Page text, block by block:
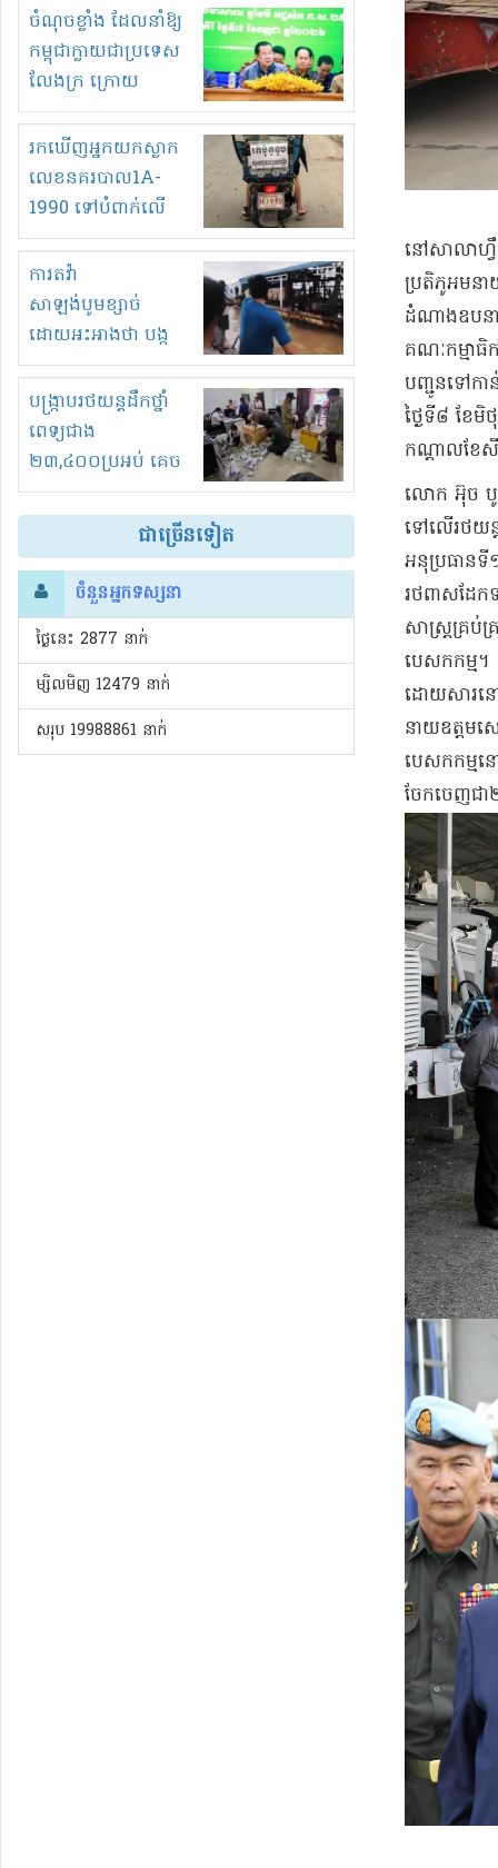
ចំណុចខ្លាំង ដែលនាំឱ្យ
កម្ពុជាក្លាយជាប្រទេស
លែងក្រ ក្រោយ
ឆ្នាំ២០៣០
រកឃើញអ្នកយកស្លាក
លេខនគរបាល1A-
1990 ទៅបំពាក់លើ
ម៉ូតូរបស់ខ្លួន ដាកផ្លាក
រត់ឌុបហើយ
ការតវ៉ា
សាឡង់បូមខ្សាច់
ដោយអះអាងថា បង្ក
បាក់ច្រាំងទន្លេ និង
រំខានទាំងយប់ទាំងថ្ងៃ
បង្ក្រាបរថយន្តដឹកថ្នាំ
ពេទ្យជាង
២៣,៤០០ប្រអប់ គេច
ពន្ធនិងអត់ច្បាប់នាំ
ចូល!?
ជាច្រើនទៀត
ចំនួនអ្នកទស្សនា
ថ្ងៃនេះ​ 2877 នាក់
ម្សិលមិញ 12479 នាក់
សរុប 19988861 នាក់
នៅ​សាលា​ហ្វឹ
ប្រតិភូ​អម​នា
ដំណាង​ឧបនា
គណៈកម្មាធិ
បញ្ជូន​ទៅកា
ថ្ងៃទី​៨ ខែ
កណ្តាល​ខែ
លោក អ៊ុច បូរ​
ទៅលើ​រថយន្
អនុប្រធាន​ទី​
រថពាសដែក​
សាស្ត្រ​គ្រប់
បេសកកម្ម​។
ដោយសារ​នៅ​
នាយ​ឧ​ត្ត​ម​ស
បេសកកម្ម​ន
ចែកចេញជា​